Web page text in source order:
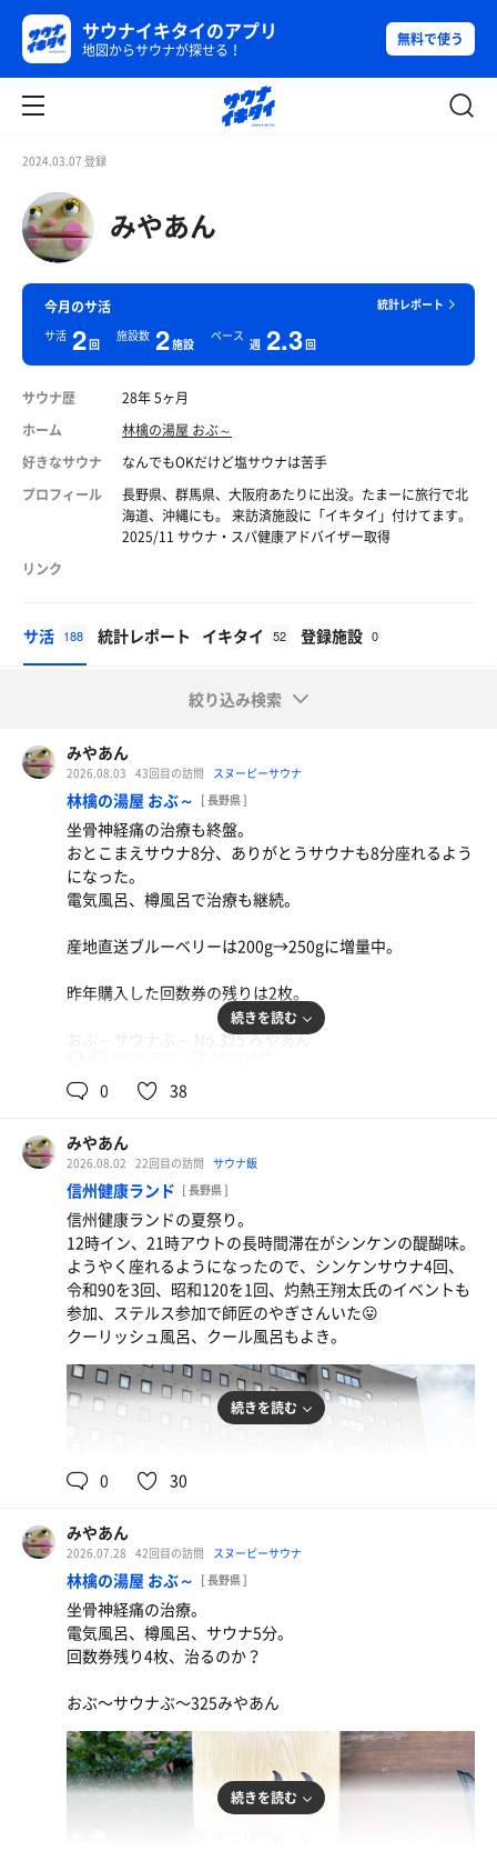
サウナイキタイのアプリ
地図からサウナが探せる！
無料で使う
2024.03.07 登録
みやあん
統計レポート
今月のサ活
サ活 2回
施設数 2施設
ペース
週 2.3回
サウナ歴
28年 5ヶ月
ホーム
林檎の湯屋 おぶ～
好きなサウナ
なんでもOKだけど塩サウナは苦手
プロフィール
長野県、群馬県、大阪府あたりに出没。たまーに旅行で北
海道、沖縄にも。 来訪済施設に「イキタイ」付けてます。
2025/11 サウナ・スパ健康アドバイザー取得
リンク
サ活 188 統計レポート イキタイ 52 登録施設 0
絞り込み検索
みやあん
2026.08.03 43回目の訪問 スヌーピーサウナ
林檎の湯屋 おぶ～ [ 長野県 ]
坐骨神経痛の治療も終盤。
おとこまえサウナ8分、ありがとうサウナも8分座れるよう
になった。
電気風呂、樽風呂で治療も継続。
産地直送ブルーベリーは200g→250gに増量中。
昨年購入した回数券の残りは2枚。
おぶ～サウナぶ～ No.325 みやあん
続きを読む
0 38
みやあん
2026.08.02 22回目の訪問 サウナ飯
信州健康ランド [ 長野県 ]
信州健康ランドの夏祭り。
12時イン、21時アウトの長時間滞在がシンケンの醍醐味。
ようやく座れるようになったので、シンケンサウナ4回、
令和90を3回、昭和120を1回、灼熱王翔太氏のイベントも
参加、ステルス参加で師匠のやぎさんいた😛
クーリッシュ風呂、クール風呂もよき。
続きを読む
0 30
みやあん
2026.07.28 42回目の訪問 スヌーピーサウナ
林檎の湯屋 おぶ～ [ 長野県 ]
坐骨神経痛の治療。
電気風呂、樽風呂、サウナ5分。
回数券残り4枚、治るのか？
おぶ〜サウナぶ〜325みやあん
続きを読む